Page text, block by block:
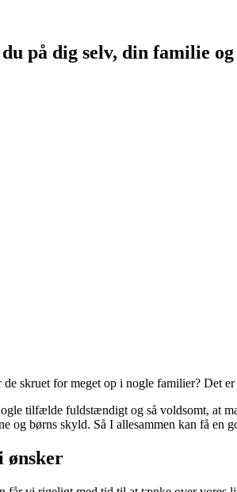
på dig selv, din familie
skruet for meget op i nogle familier? Det
tilfælde fuldstændigt og så voldsomt, at
og børns skyld. Så I allesammen kan få en
ønsker